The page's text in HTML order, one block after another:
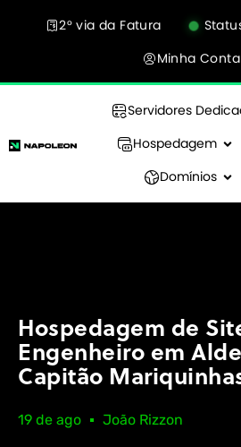
2° via da Fatura
Minha Conta
Servidores
Hospedagem
Domínios
Hospedagem de
Engenheiro em
Capitão
19 de ago João Rizzon